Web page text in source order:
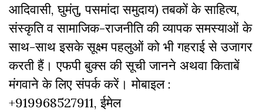
आदिवासी, घुमंतु, पसमांदा समुदाय) तबकों के साहित्‍य,
संस्कृति व सामाजिक-राजनीति की व्‍यापक समस्‍याओं के
साथ-साथ इसके सूक्ष्म पहलुओं को भी गहराई से उजागर
करती हैं। एफपी बुक्‍स की सूची जानने अथवा किताबें
मंगवाने के लिए संपर्क करें। मोबाइल :
+919968527911, ईमेल